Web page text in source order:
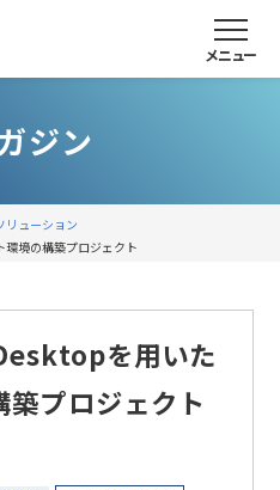
メニュー
ジン
リューション
境の構築プロジェクト
を用いた
築プロジェクト